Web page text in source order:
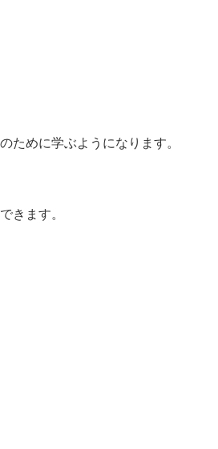
ために学ぶようになります。
きます。